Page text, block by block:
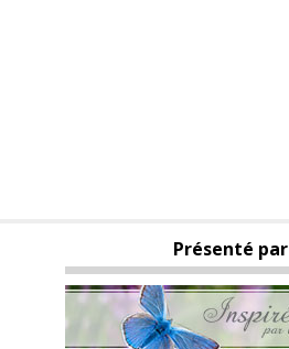
Présenté par